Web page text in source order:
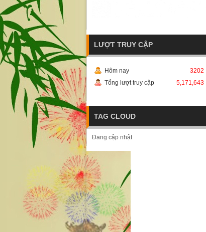
LƯỢT TRUY CẬP
Hôm nay
3202
Tổng lượt truy cập
5,171,643
TAG CLOUD
Đang cập nhật